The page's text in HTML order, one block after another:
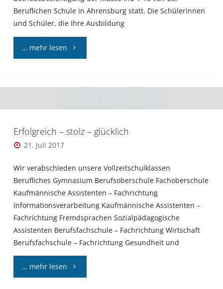
Beruflichen Schule in Ahrensburg statt. Die Schülerinnen
und Schüler, die Ihre Ausbildung
… mehr lesen "Besuch
Interspare
GmbH"
Erfolgreich – stolz – glücklich
21. Juli 2017
Wir verabschieden unsere Vollzeitschulklassen
Berufliches Gymnasium Berufsoberschule Fachoberschule
Kaufmännische Assistenten – Fachrichtung
Informationsverarbeitung Kaufmännische Assistenten –
Fachrichtung Fremdsprachen Sozialpädagogische
Assistenten Berufsfachschule – Fachrichtung Wirtschaft
Berufsfachschule – Fachrichtung Gesundheit und
… mehr lesen "Erfolgreich